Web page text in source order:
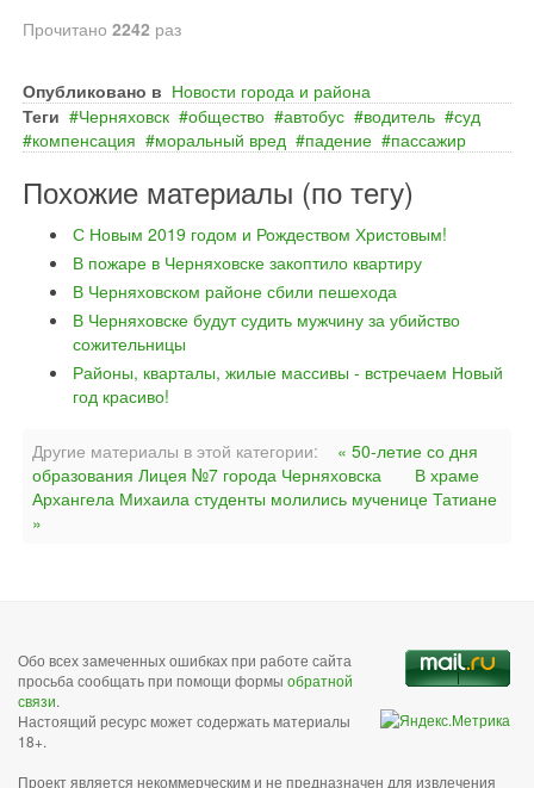
Прочитано 2242 раз
Опубликовано в Новости города и района
Теги
Черняховск общество автобус водитель
суд
компенсация
моральный вред падение пассажир
Похожие материалы (по тегу)
С Новым 2019 годом и Рождеством Христовым!
В пожаре в Черняховске закоптило квартиру
В Черняховском районе сбили пешехода
В Черняховске будут судить мужчину за убийство
сожительницы
Районы, кварталы, жилые массивы - встречаем Новый
год красиво!
Другие материалы в этой категории:
« 50-летие со дня
образования Лицея №7 города Черняховска
В храме
Архангела Михаила студенты молились мученице Татиане
»
Обо всех замеченных ошибках при работе сайта
просьба сообщать при помощи формы обратной
связи.
Настоящий ресурс может содержать материалы
18+.
Проект является некоммерческим и не предназначен для извлечения